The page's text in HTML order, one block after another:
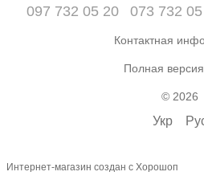
097 732 05 20 073 732
Контактная
Полная
© 2026
Укр
Интернет-магазин создан с Хорошоп